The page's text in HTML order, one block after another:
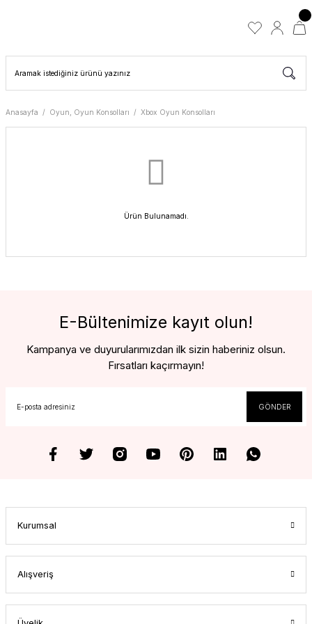
Anasayfa Oyun, Oyun Konsolları Xbox Oyun Konsolları
Ürün Bulunamadı.
E-Bültenimize kayıt olun!
Kampanya ve duyurularımızdan ilk sizin haberiniz olsun.
Fırsatları kaçırmayın!
GÖNDER
Kurumsal
Alışveriş